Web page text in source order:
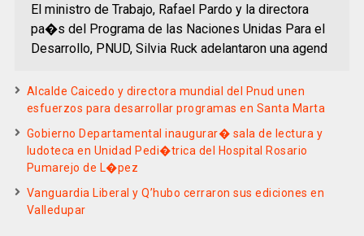
El ministro de Trabajo, Rafael Pardo y la directora
pa�s del Programa de las Naciones Unidas Para el
Desarrollo, PNUD, Silvia Ruck adelantaron una agend
Alcalde Caicedo y directora mundial del Pnud unen
esfuerzos para desarrollar programas en Santa Marta
Gobierno Departamental inaugurar� sala de lectura y
ludoteca en Unidad Pedi�trica del Hospital Rosario
Pumarejo de L�pez
Vanguardia Liberal y Q’hubo cerraron sus ediciones en
Valledupar